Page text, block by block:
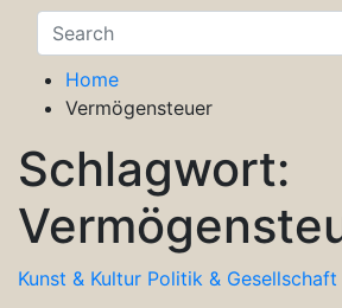
Home
Vermögensteuer
Schlagwort:
Kunst & Kultur Politik & Gesellschaft